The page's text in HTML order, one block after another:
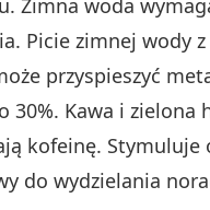
Picie zimnej wody
przyspieszyć
30%. Kawa i zielona
kofeinę. Stymuluje
do wydzielania